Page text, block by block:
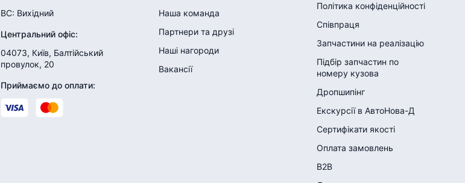
ВС: Вихідний
Центральний офіс:
04073, Київ, Балтійський
провулок, 20
Приймаємо до оплати:
Наша команда
Партнери та друзі
Наші нагороди
Вакансії
Політика конфіденційності
Співпраця
Запчастини на реалізацію
Підбір запчастин по
номеру кузова
Дропшипінг
Екскурсії в АвтоНова-Д
Сертифікати якості
Оплата замовлень
B2B